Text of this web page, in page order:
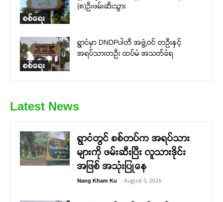
စစ်ရေး
(၈)ဦးဖမ်းဆီးသွား
စစ်ရေး
ရွာငံမှာ DNDPပါတီ အဖွဲ့ဝင် တဦးနှင့်
အရပ်သားတဦး ထပ်မံ အသတ်ခံရ
Latest News
ရွာငံတွင် စစ်တပ်က အရပ်သား
များကို ဖမ်းဆီးပြီး လူသားဒိုင်း
အဖြစ် အသုံးပြုနေ
Nang Kham Ku - August 5, 2026